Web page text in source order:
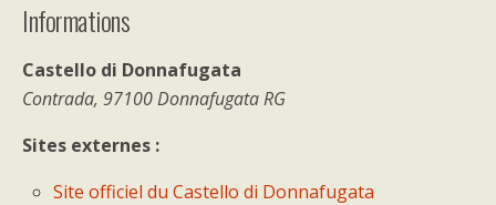
Informations
Castello di Donnafugata
Contrada, 97100 Donnafugata RG
Sites externes :
Site officiel du Castello di Donnafugata